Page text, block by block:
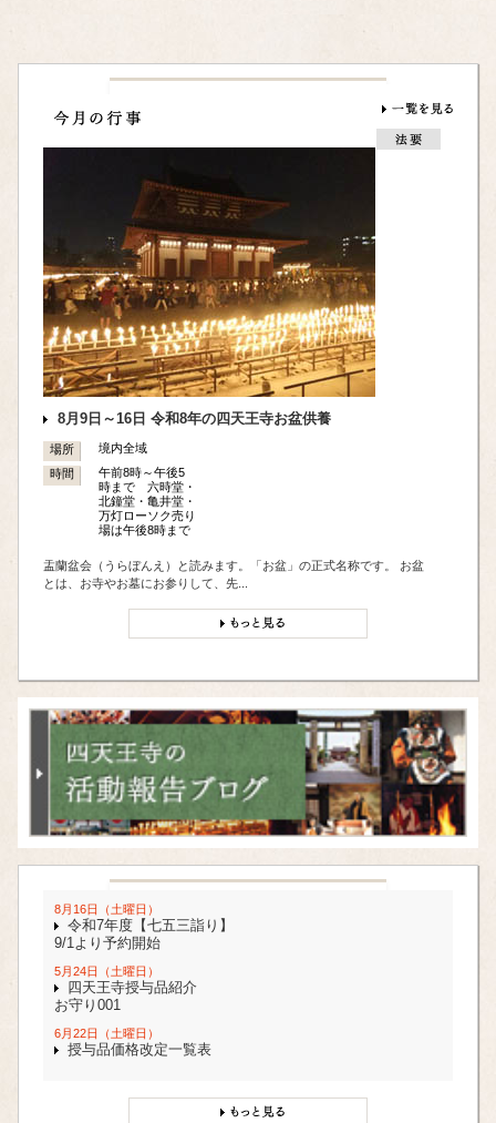
8月9日～16日 令和8年の四天王寺お盆供養
場所
境内全域
時間
午前8時～午後5
時まで 六時堂・
北鐘堂・亀井堂・
万灯ローソク売り
場は午後8時まで
盂蘭盆会（うらぼんえ）と読みます。「お盆」の正式名称です。 お盆
とは、お寺やお墓にお参りして、先...
8月16日（土曜日）
令和7年度【七五三詣り】
9/1より予約開始
5月24日（土曜日）
四天王寺授与品紹介
お守り001
6月22日（土曜日）
授与品価格改定一覧表